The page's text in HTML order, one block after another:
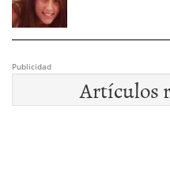
Publicidad
Artículos